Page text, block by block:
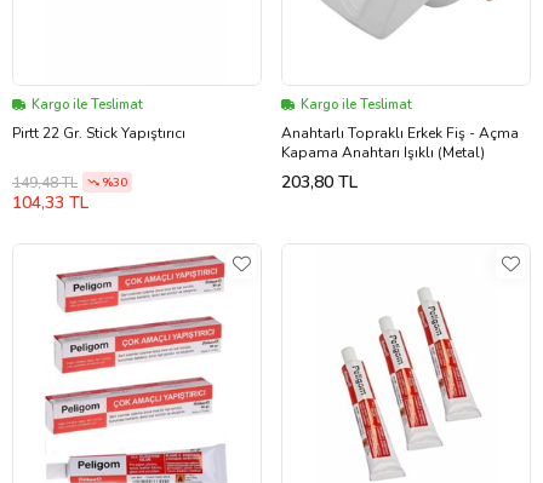
Kargo ile Teslimat
Pirtt 22 Gr. Stick Yapıştırıcı
149,48 TL %30
104,33 TL
Kargo ile Teslimat
Anahtarlı Topraklı Erkek Fiş - Açma
Kapama Anahtarı Işıklı (Metal)
203,80 TL